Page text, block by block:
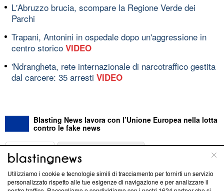
L'Abruzzo brucia, scompare la Regione Verde dei
Parchi
Trapani, Antonini in ospedale dopo un'aggressione in
centro storico VIDEO
'Ndrangheta, rete internazionale di narcotraffico gestita
dal carcere: 35 arresti VIDEO
Blasting News lavora con l’Unione Europea nella lotta
contro le fake news
ABOUT
Questa sezione offre informazioni trasparenti su Blasting
Utilizziamo i cookie e tecnologie simili di tracciamento per fornirti un servizio
personalizzato rispetto alle tue esigenze di navigazione e per analizzare il